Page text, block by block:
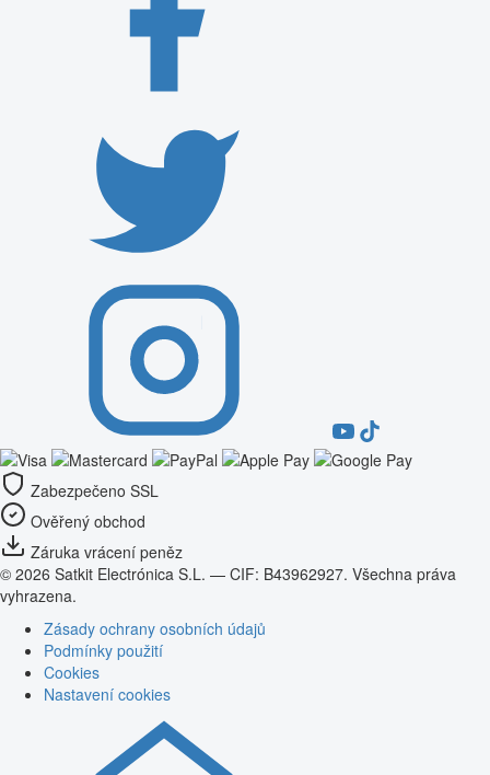
Zabezpečeno SSL
Ověřený obchod
Záruka vrácení peněz
© 2026 Satkit Electrónica S.L. — CIF: B43962927. Všechna práva
vyhrazena.
Zásady ochrany osobních údajů
Podmínky použití
Cookies
Nastavení cookies